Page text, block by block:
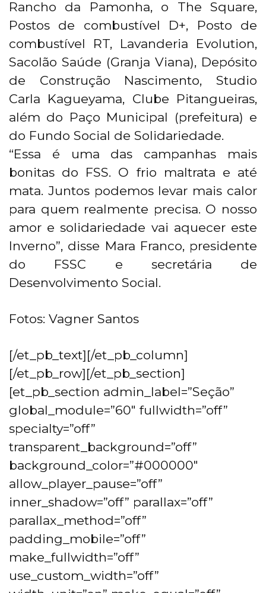
Rancho da Pamonha, o The Square,
Postos de combustível D+, Posto de
combustível RT, Lavanderia Evolution,
Sacolão Saúde (Granja Viana), Depósito
de Construção Nascimento, Studio
Carla Kagueyama, Clube Pitangueiras,
além do Paço Municipal (prefeitura) e
do Fundo Social de Solidariedade.
“Essa é uma das campanhas mais
bonitas do FSS. O frio maltrata e até
mata. Juntos podemos levar mais calor
para quem realmente precisa. O nosso
amor e solidariedade vai aquecer este
Inverno”, disse Mara Franco, presidente
do FSSC e secretária de
Desenvolvimento Social.
Fotos: Vagner Santos
[/et_pb_text][/et_pb_column]
[/et_pb_row][/et_pb_section]
[et_pb_section admin_label=”Seção”
global_module=”60″ fullwidth=”off”
specialty=”off”
transparent_background=”off”
background_color=”#000000″
allow_player_pause=”off”
inner_shadow=”off” parallax=”off”
parallax_method=”off”
padding_mobile=”off”
make_fullwidth=”off”
use_custom_width=”off”